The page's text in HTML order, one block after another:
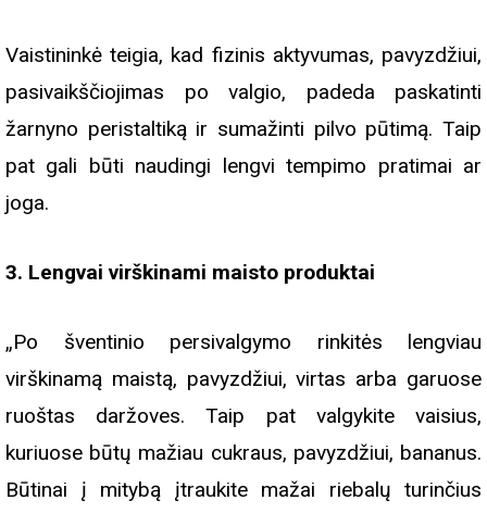
Vaistininkė teigia, kad fizinis aktyvumas, pavyzdžiui,
pasivaikščiojimas po valgio, padeda paskatinti
žarnyno peristaltiką ir sumažinti pilvo pūtimą. Taip
pat gali būti naudingi lengvi tempimo pratimai ar
joga.
3. Lengvai virškinami maisto produktai
„Po šventinio persivalgymo rinkitės lengviau
virškinamą maistą, pavyzdžiui, virtas arba garuose
ruoštas daržoves. Taip pat valgykite vaisius,
kuriuose būtų mažiau cukraus, pavyzdžiui, bananus.
Būtinai į mitybą įtraukite mažai riebalų turinčius